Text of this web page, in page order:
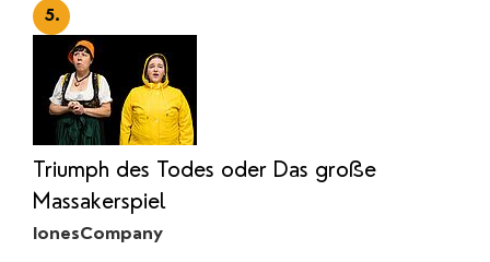
5.
Triumph des Todes oder Das große
Massakerspiel
IonesCompany